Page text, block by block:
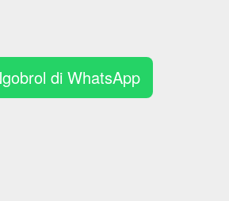
di WhatsApp